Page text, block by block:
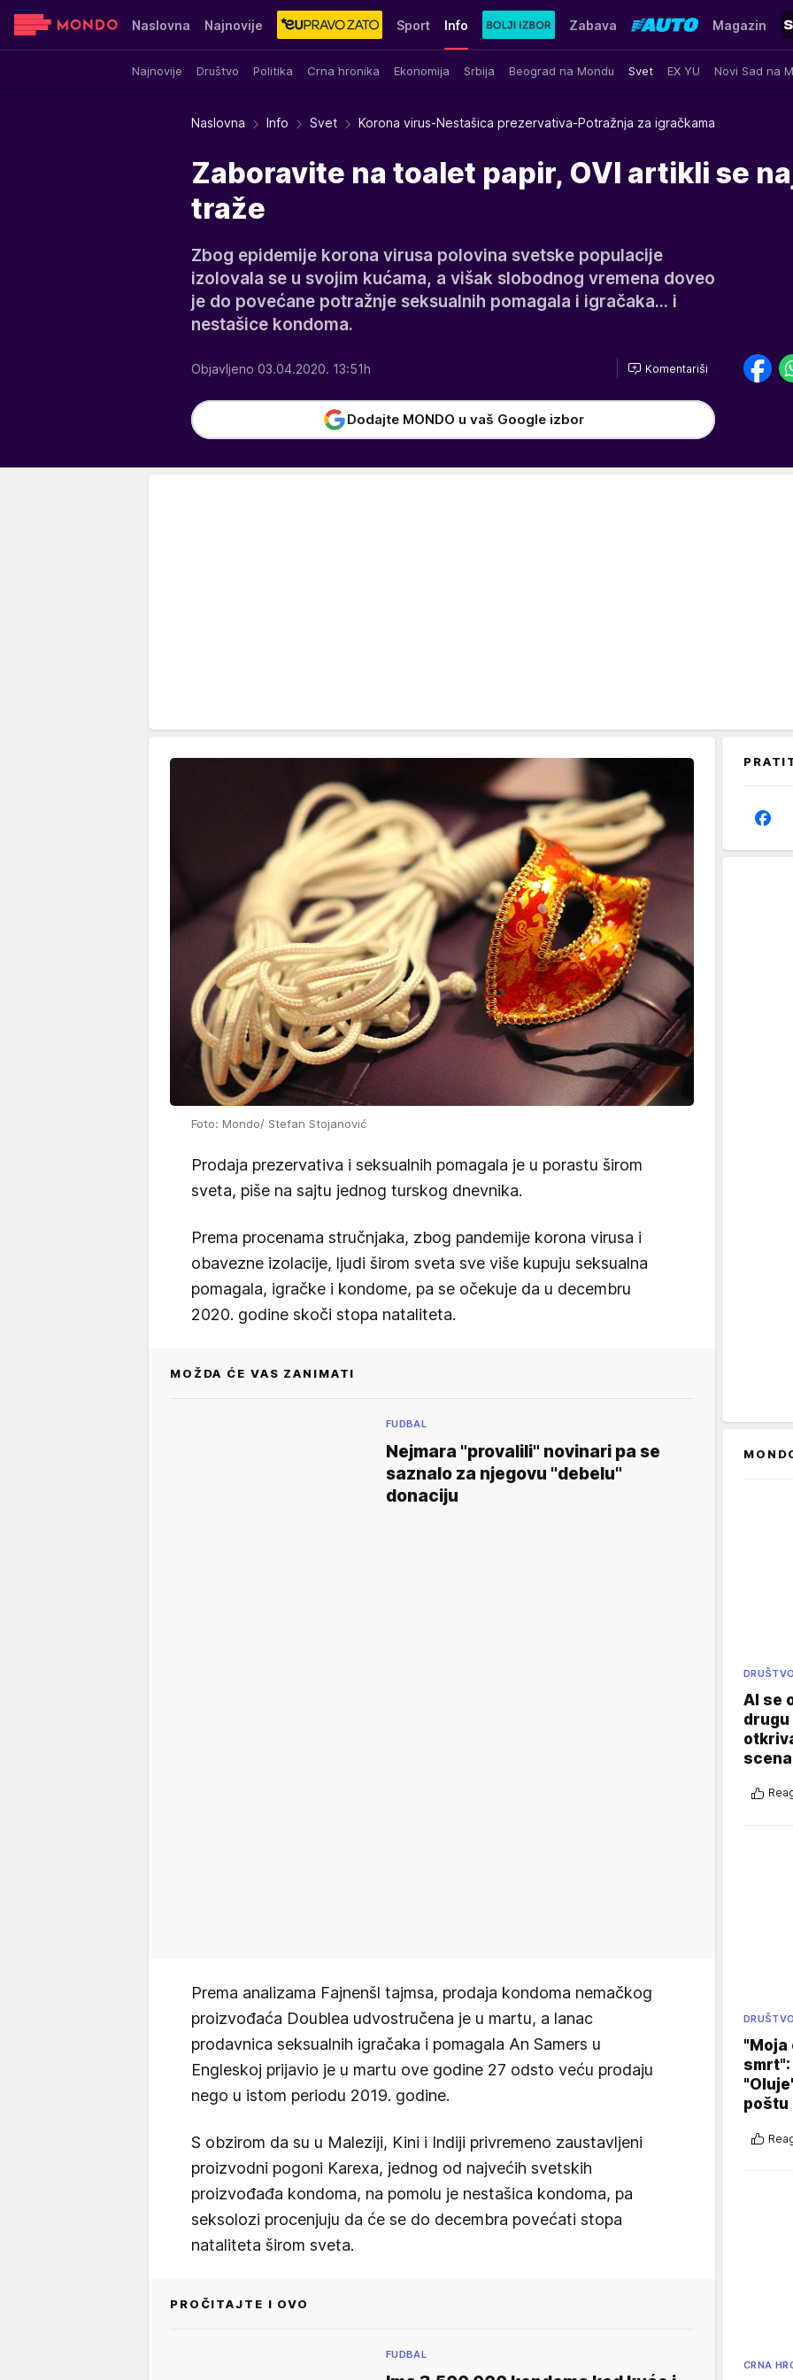
Naslovna Najnovije Sport Info
Najnovije Društvo Politika Crna hronika Ekonomija Srbija Beograd na Mondu Svet EX YU Novi Sad na
Zabava Magazin
Sensa Stvar ukusa Yumama
Naslovna Info Svet Korona virus-Nestašica prezervativa-Potražnja za igračkama
Zaboravite na toalet papir, OVI artikli se
traže
Zbog epidemije korona virusa polovina svetske populacije
izolovala se u svojim kućama, a višak slobodnog vremena doveo
je do povećane potražnje seksualnih pomagala i igračaka... i
nestašice kondoma.
Objavljeno 03.04.2020. 13:51h Komentariši
Dodajte MONDO u vaš Google izbor
Foto: Mondo/ Stefan Stojanović
Prodaja prezervativa i seksualnih pomagala je u porastu širom
sveta, piše na sajtu jednog turskog dnevnika.
Prema procenama stručnjaka, zbog pandemije korona virusa i
obavezne izolacije, ljudi širom sveta sve više kupuju seksualna
pomagala, igračke i kondome, pa se očekuje da u decembru
2020. godine skoči stopa nataliteta.
MOŽDA ĆE VAS ZANIMATI
FUDBAL
Nejmara "provalili" novinari pa se
saznalo za njegovu "debelu"
donaciju
Prema analizama Fajnenšl tajmsa, prodaja kondoma nemačkog
proizvođaća Doublea udvostručena je u martu, a lanac
prodavnica seksualnih igračaka i pomagala An Samers u
Engleskoj prijavio je u martu ove godine 27 odsto veću prodaju
nego u istom periodu 2019. godine.
S obzirom da su u Maleziji, Kini i Indiji privremeno zaustavljeni
proizvodni pogoni Karexa, jednog od najvećih svetskih
proizvođađa kondoma, na pomolu je nestašica kondoma, pa
seksolozi procenjuju da će se do decembra povećati stopa
nataliteta širom sveta.
PROČITAJTE I OVO
FUDBAL
DRUŠTVO
AI se
DRUŠTVO
"Moja
poštu
CRNA